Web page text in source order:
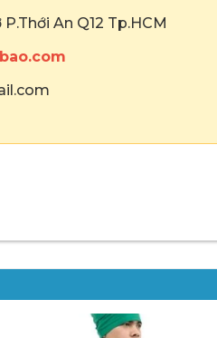
An Q12 Tp.HCM